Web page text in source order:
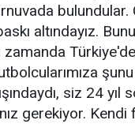
altındayız.
zamanda
siz 24 yıl
gerekiyor.